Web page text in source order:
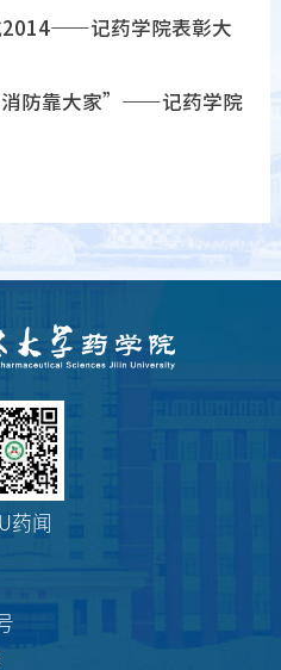
2014——记药学院表彰大
消防靠大家”——记药学院
药闻